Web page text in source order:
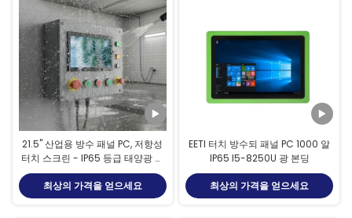
21.5" 산업용 방수 패널 PC, 저항성
터치 스크린 - IP65 등급 태양광 판
독성
최상의 가격을 얻으세요
EETI 터치 방수되 패널 PC 1000 알
IP65 I5-8250U 광 본딩
최상의 가격을 얻으세요